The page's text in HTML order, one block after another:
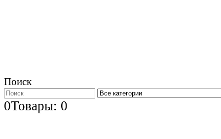
Поиск
0Товары: 0